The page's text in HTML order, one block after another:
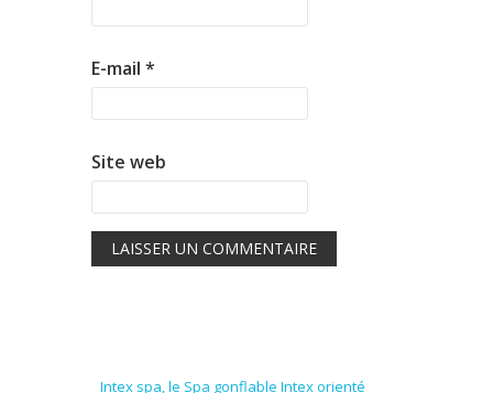
E-mail *
Site web
Intex spa, le Spa gonflable Intex orienté